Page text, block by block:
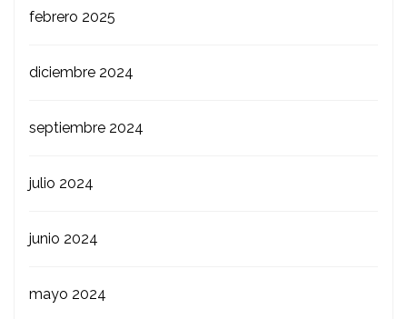
febrero 2025
diciembre 2024
septiembre 2024
julio 2024
junio 2024
mayo 2024